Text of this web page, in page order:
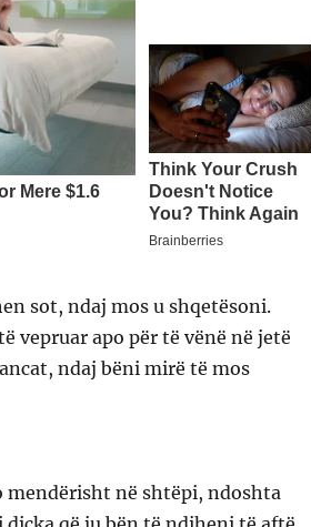
sot, ndaj mos u shqetësoni.
vepruar apo për të vënë në jetë
ndaj bëni mirë të mos
në shtëpi, ndoshta